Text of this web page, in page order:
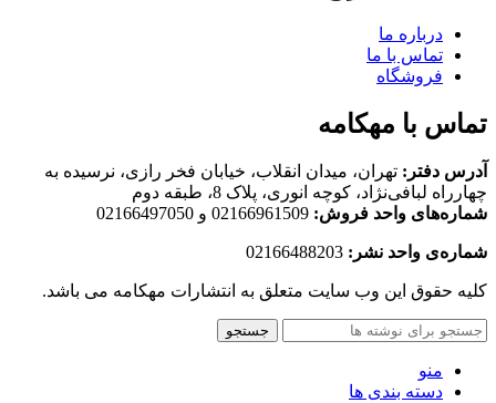
درباره ما
تماس با ما
فروشگاه
تماس با مهکامه
آدرس دفتر: تهران، میدان انقلاب، خیابان فخر رازی، نرسیده به
چهارراه لبافی‌نژاد، کوچه انوری، پلاک 8، طبقه دوم
شماره‌های واحد فروش: 02166961509 و 02166497050
شماره‌‌ی واحد نشر:
کلیه حقوق این وب سایت متعلق به انتشارات مهکامه می باشد.
جستجو
منو
دسته بندی ها